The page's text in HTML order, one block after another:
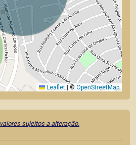
Leaflet © OpenStreetMap
valores sujeitos a alteração.